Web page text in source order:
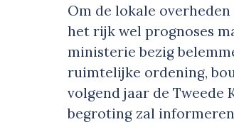
Om de lokale
het rijk wel prognoses
ministerie bezig
ruimtelijke ordening,
volgend jaar de Tweede
begroting zal